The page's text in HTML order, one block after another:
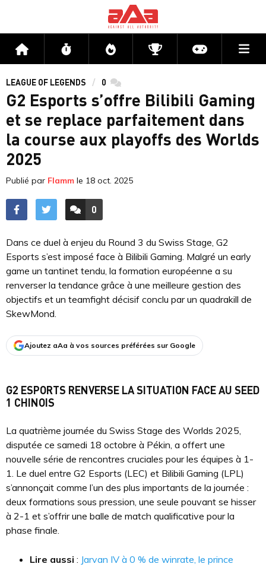
Accueil Flux Directs CompétitionsActu jeux
LEAGUE OF LEGENDS 0 commentaires
G2 Esports s’offre Bilibili Gaming
et se replace parfaitement dans
la course aux playoffs des Worlds
2025
Publié par Flamm le 18 oct. 2025
ACCÉDER AUX
0
COMMENTAIRES
Dans ce duel à enjeu du Round 3 du Swiss Stage, G2
Esports s’est imposé face à Bilibili Gaming. Malgré un early
game un tantinet tendu, la formation européenne a su
renverser la tendance grâce à une meilleure gestion des
objectifs et un teamfight décisif conclu par un quadrakill de
SkewMond.
Ajoutez aAa à vos sources préférées sur Google
G2 ESPORTS RENVERSE LA SITUATION FACE AU SEED
1 CHINOIS
La quatrième journée du Swiss Stage des Worlds 2025,
disputée ce samedi 18 octobre à Pékin, a offert une
nouvelle série de rencontres cruciales pour les équipes à 1-
1. Le duel entre G2 Esports (LEC) et Bilibili Gaming (LPL)
s’annonçait comme l’un des plus importants de la journée :
deux formations sous pression, une seule pouvant se hisser
à 2-1 et s’offrir une balle de match qualificative pour la
phase finale.
Lire aussi : Jarvan IV à 0 % de winrate, le prince